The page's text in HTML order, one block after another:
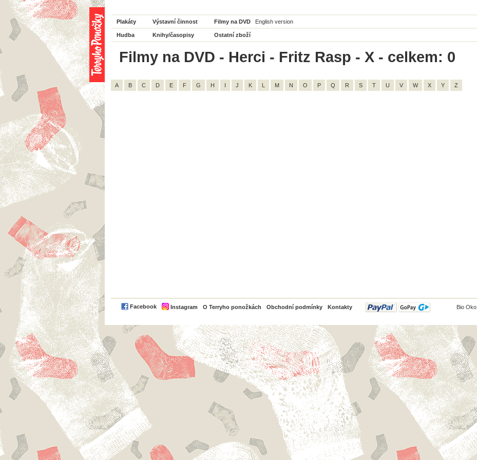
Plakáty Výstavní činnost Filmy na DVD English version
Hudba Knihy/časopisy Ostatní zboží
Filmy na DVD - Herci - Fritz Rasp - X - celkem: 0
A B C D E F G H I J K L M N O P Q R S T U V W X Y Z
Facebook Instagram O Terryho ponožkách Obchodní podmínky Kontakty
PayPal Bio Oko